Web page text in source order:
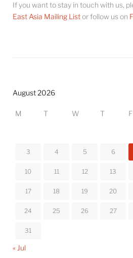
If you want to stay in touch with us,
East Asia Mailing Listor follow us on
August 2026
M T W T F
3 4 5 6
10 11 12 13
17 18 19 20
24 25 26 27
31
« Jul